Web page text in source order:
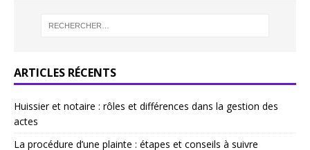
ARTICLES RÉCENTS
Huissier et notaire : rôles et différences dans la gestion des
actes
La procédure d’une plainte : étapes et conseils à suivre